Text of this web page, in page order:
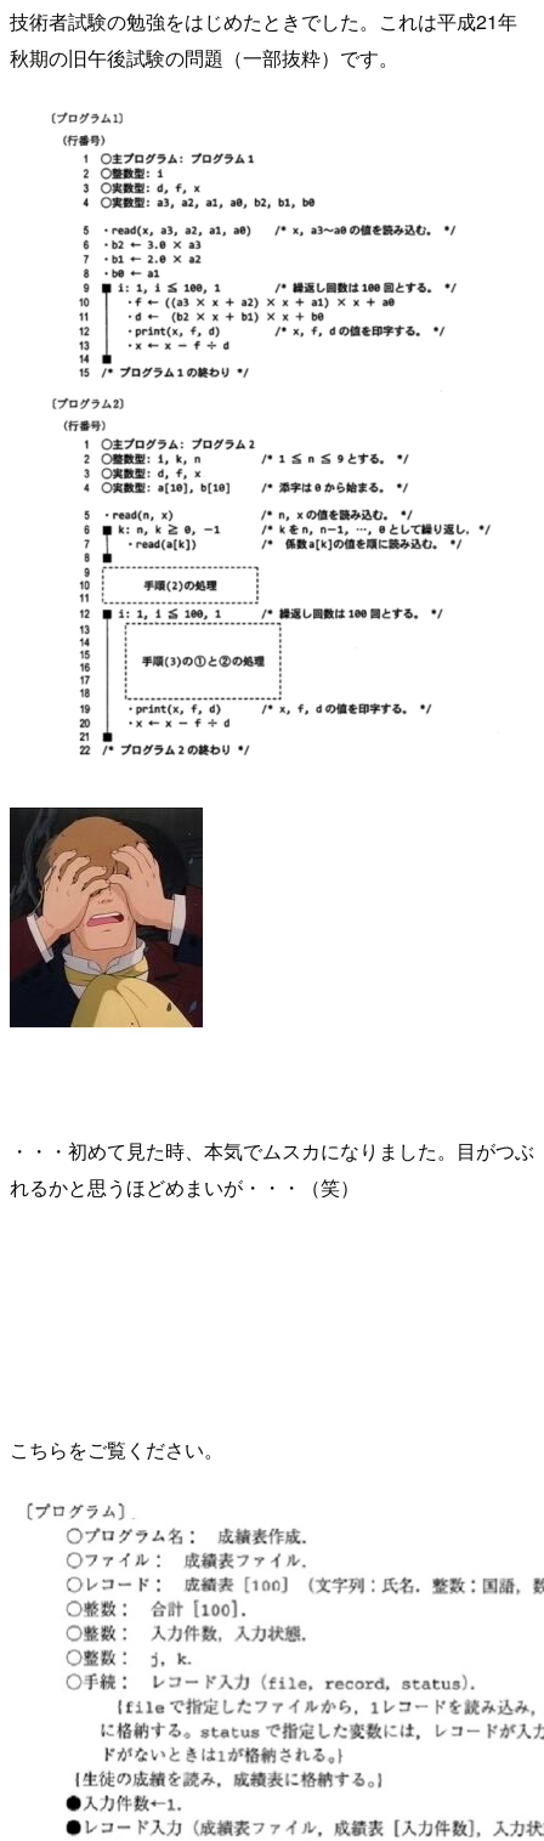
技術者試験の勉強をはじめたときでした。これは平成21年
秋期の旧午後試験の問題（一部抜粋）です。
・・・初めて見た時、本気でムスカになりました。目がつぶ
れるかと思うほどめまいが・・・（笑）
こちらをご覧ください。